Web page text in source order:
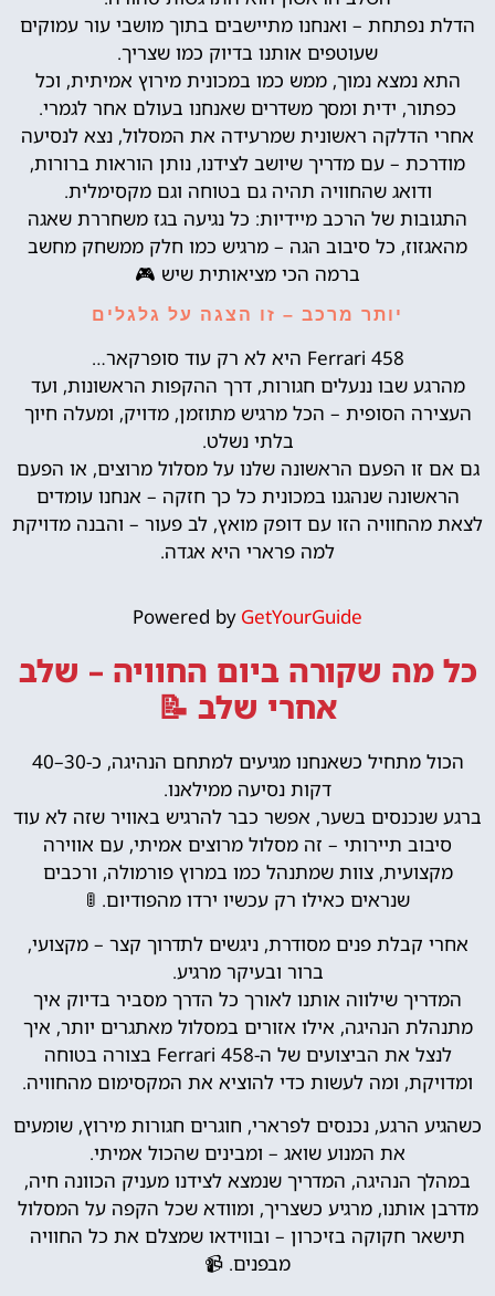
הדלת נפתחת – ואנחנו מתיישבים בתוך מושבי עור עמוקים
שעוטפים אותנו בדיוק כמו שצריך.
התא נמצא נמוך, ממש כמו במכונית מירוץ אמיתית, וכל
כפתור, ידית ומסך משדרים שאנחנו בעולם אחר לגמרי.
אחרי הדלקה ראשונית שמרעידה את המסלול, נצא לנסיעה
מודרכת – עם מדריך שיושב לצידנו, נותן הוראות ברורות,
ודואג שהחוויה תהיה גם בטוחה וגם מקסימלית.
התגובות של הרכב מיידיות: כל נגיעה בגז משחררת שאגה
מהאגזוז, כל סיבוב הגה – מרגיש כמו חלק ממשחק מחשב
ברמה הכי מציאותית שיש 🎮
יותר מרכב – זו הצגה על גלגלים
Ferrari 458 היא לא רק עוד סופרקאר…
מהרגע שבו ננעלים חגורות, דרך ההקפות הראשונות, ועד
העצירה הסופית – הכל מרגיש מתוזמן, מדויק, ומעלה חיוך
בלתי נשלט.
גם אם זו הפעם הראשונה שלנו על מסלול מרוצים, או הפעם
הראשונה שנהגנו במכונית כל כך חזקה – אנחנו עומדים
לצאת מהחוויה הזו עם דופק מואץ, לב פעור – והבנה מדויקת
למה פרארי היא אגדה.
Powered by GetYourGuide
כל מה שקורה ביום החוויה – שלב
אחרי שלב 📝
הכול מתחיל כשאנחנו מגיעים למתחם הנהיגה, כ-30–40
דקות נסיעה ממילאנו.
ברגע שנכנסים בשער, אפשר כבר להרגיש באוויר שזה לא עוד
סיבוב תיירותי – זה מסלול מרוצים אמיתי, עם אווירה
מקצועית, צוות שמתנהל כמו במרוץ פורמולה, ורכבים
שנראים כאילו רק עכשיו ירדו מהפודיום. 🚦
אחרי קבלת פנים מסודרת, ניגשים לתדרוך קצר – מקצועי,
ברור ובעיקר מרגיע.
המדריך שילווה אותנו לאורך כל הדרך מסביר בדיוק איך
מתנהלת הנהיגה, אילו אזורים במסלול מאתגרים יותר, איך
לנצל את הביצועים של ה-Ferrari 458 בצורה בטוחה
ומדויקת, ומה לעשות כדי להוציא את המקסימום מהחוויה.
כשהגיע הרגע, נכנסים לפרארי, חוגרים חגורות מירוץ, שומעים
את המנוע שואג – ומבינים שהכול אמיתי.
במהלך הנהיגה, המדריך שנמצא לצידנו מעניק הכוונה חיה,
מדרבן אותנו, מרגיע כשצריך, ומוודא שכל הקפה על המסלול
תישאר חקוקה בזיכרון – ובווידאו שמצלם את כל החוויה
מבפנים. 📹